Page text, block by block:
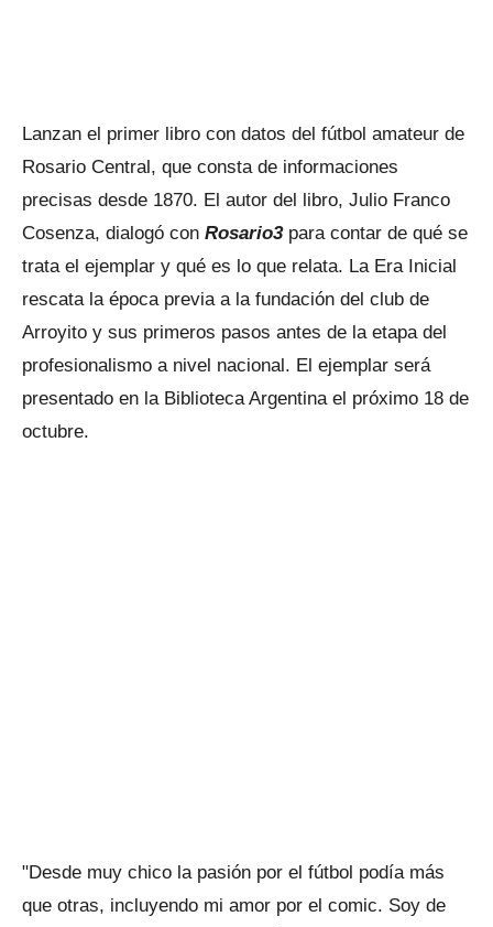
Lanzan el primer libro con datos del fútbol amateur de
Rosario Central, que consta de informaciones
precisas desde 1870. El autor del libro, Julio Franco
Cosenza, dialogó con Rosario3 para contar de qué se
trata el ejemplar y qué es lo que relata. La Era Inicial
rescata la época previa a la fundación del club de
Arroyito y sus primeros pasos antes de la etapa del
profesionalismo a nivel nacional. El ejemplar será
presentado en la Biblioteca Argentina el próximo 18 de
octubre.
"Desde muy chico la pasión por el fútbol podía más
que otras, incluyendo mi amor por el comic. Soy de